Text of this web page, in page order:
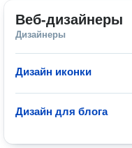
Веб-дизайнеры
Дизайнеры
Дизайн иконки
Дизайн для блога